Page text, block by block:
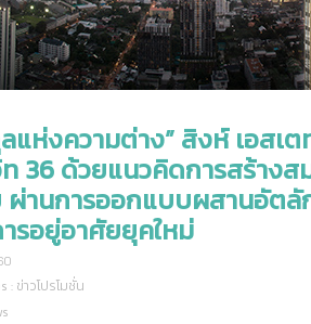
แห่งความต่าง” สิงห์ เอสเต
36 ด้วยแนวคิดการสร้าง
ผ่านการออกแบบผสานอัตลั
รอยู่อาศัยยุคใหม่
: ข่าวโปรโมชั่น